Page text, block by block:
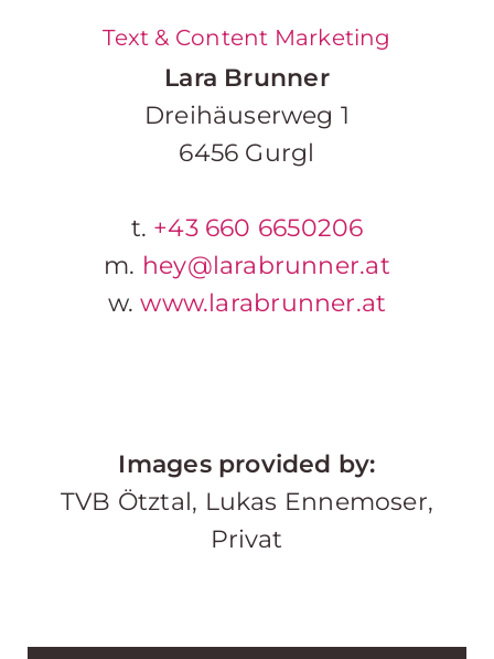
Text & Content Marketing
Lara Brunner
Dreihäuserweg 1
6456 Gurgl
t. +43 660 6650206
m. hey@larabrunner.at
w.www.larabrunner.at
Images provided by:
TVB Ötztal, Lukas Ennemoser,
Privat